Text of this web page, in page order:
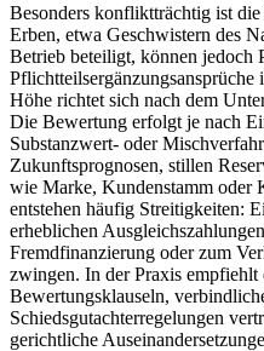
Besonders konfliktträchtig ist
Erben, etwa Geschwistern des
Betrieb beteiligt, können jedoch
Höhe richtet sich nach dem
Die Bewertung erfolgt je nach
Substanzwert- oder
Zukunftsprognosen, stillen
wie Marke, Kundenstamm oder
entstehen häufig Streitigkeiten:
erheblichen
Fremdfinanzierung oder zum
zwingen. In der Praxis empfiehlt
Bewertungsklauseln,
Schiedsgutachterregelungen
gerichtliche